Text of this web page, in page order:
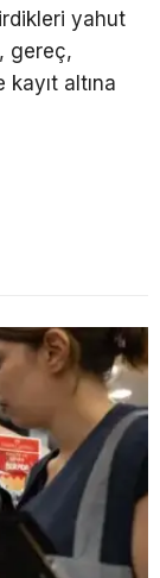
yahut
gereç,
altına